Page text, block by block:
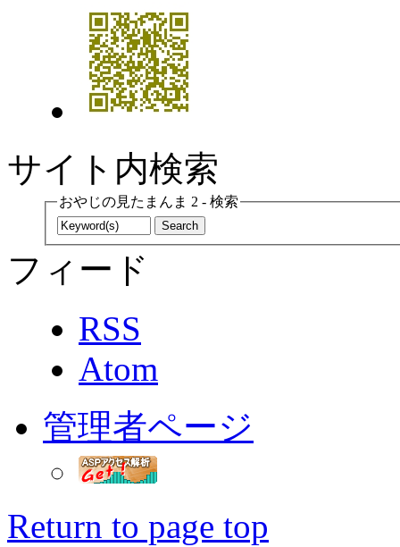
サイト内検索
おやじの見たまんま 2 - 検索
フィード
RSS
Atom
管理者ページ
Return to page top